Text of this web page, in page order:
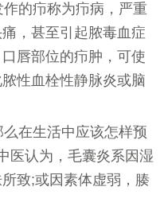
的疖称为疖病，严重
，甚至引起脓毒血症
唇部位的疖肿，可使
性血栓性静脉炎或脑
在生活中应该怎样预
医认为，毛囊炎系因湿
致;或因素体虚弱，腠